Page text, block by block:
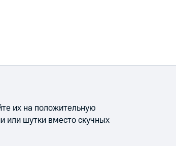
их на положительную
или шутки вместо скучных